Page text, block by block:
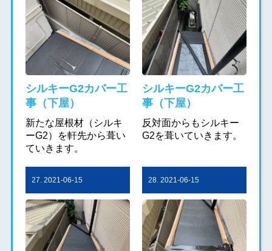
シルキーG2カバー工
事（下屋）
新たな屋根材（シルキ
ーG2）を軒先から葺い
ていきます。
シルキーG2カバー工
事（下屋）
反対面からもシルキー
G2を葺いていきます。
27. 2021-06-15 28. 2021-06-15